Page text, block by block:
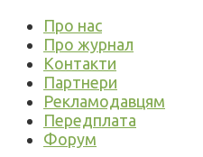
Про нас
Про журнал
Контакти
Партнери
Рекламодавцям
Передплата
Форум